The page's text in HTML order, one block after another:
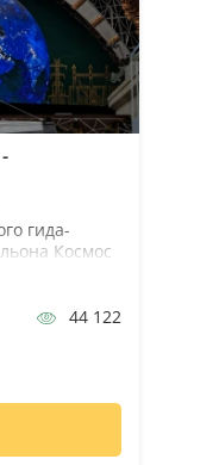
гида-
Космос
44 122